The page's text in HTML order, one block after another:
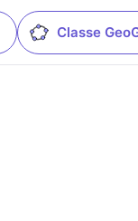
Classe